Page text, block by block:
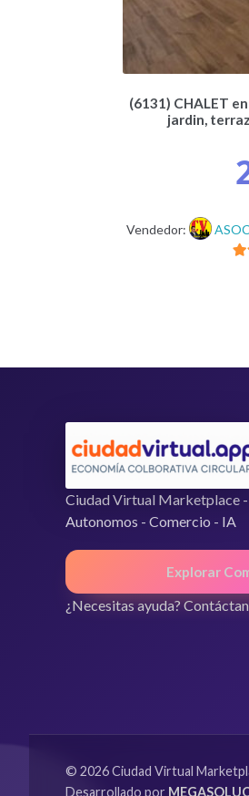
(6131) CHALET
jardin,
Vendedor:
Ciudad Virtual Marketplace
Autonomos - Comercio - IA
Explorar
¿Necesitas ayuda?
© 2026 Ciudad Virtual
Desarrollado por